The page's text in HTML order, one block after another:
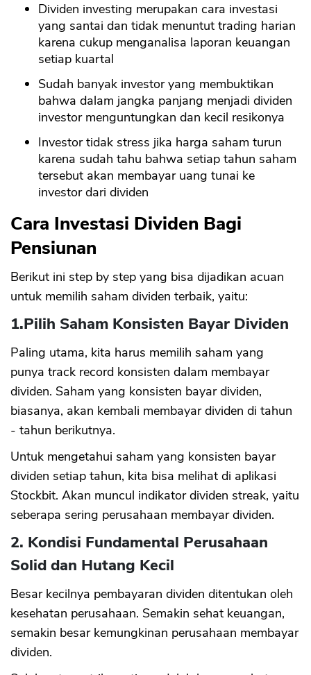
Dividen investing merupakan cara investasi
yang santai dan tidak menuntut trading harian
karena cukup menganalisa laporan keuangan
setiap kuartal
Sudah banyak investor yang membuktikan
bahwa dalam jangka panjang menjadi dividen
investor menguntungkan dan kecil resikonya
Investor tidak stress jika harga saham turun
karena sudah tahu bahwa setiap tahun saham
tersebut akan membayar uang tunai ke
investor dari dividen
Cara Investasi Dividen Bagi
Pensiunan
Berikut ini step by step yang bisa dijadikan acuan
untuk memilih saham dividen terbaik, yaitu:
1.Pilih Saham Konsisten Bayar Dividen
Paling utama, kita harus memilih saham yang
punya track record konsisten dalam membayar
dividen. Saham yang konsisten bayar dividen,
biasanya, akan kembali membayar dividen di tahun
- tahun berikutnya.
Untuk mengetahui saham yang konsisten bayar
dividen setiap tahun, kita bisa melihat di aplikasi
Stockbit. Akan muncul indikator dividen streak, yaitu
seberapa sering perusahaan membayar dividen.
2. Kondisi Fundamental Perusahaan
Solid dan Hutang Kecil
Besar kecilnya pembayaran dividen ditentukan oleh
kesehatan perusahaan. Semakin sehat keuangan,
semakin besar kemungkinan perusahaan membayar
dividen.